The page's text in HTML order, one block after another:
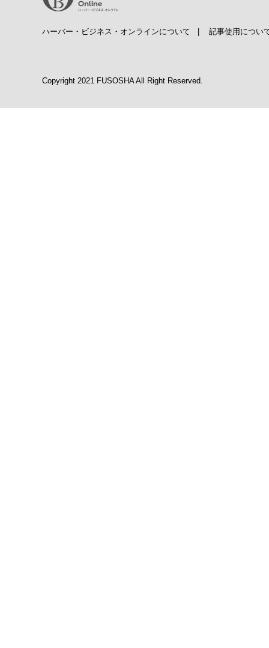
ハーバー・ビジネス・オンラインについて 記事使用につい
Copyright 2021 FUSOSHA All Right Reserved.